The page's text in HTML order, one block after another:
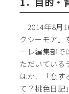
2014年8月
クシーモア」
ーレ編集部で
ただいている
ほか、「恋す
て？桃色日記